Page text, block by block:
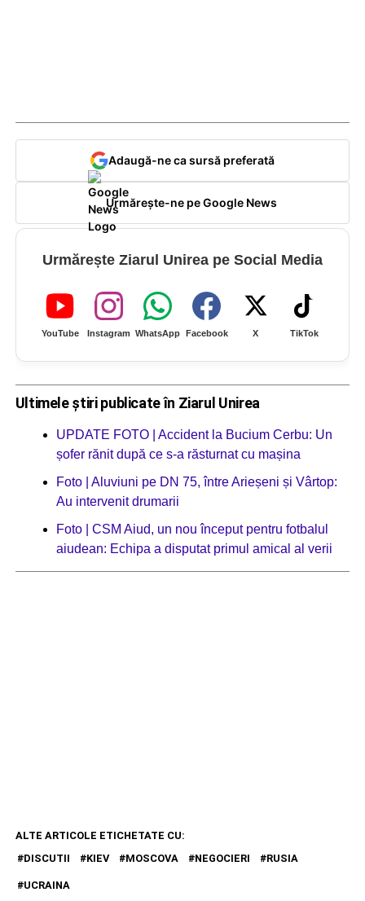
Adaugă-ne ca sursă preferată
Urmărește-ne pe Google News
Urmărește Ziarul Unirea pe Social Media
YouTube Instagram WhatsApp Facebook X TikTok
Ultimele știri publicate în Ziarul Unirea
UPDATE FOTO | Accident la Bucium Cerbu: Un
șofer rănit după ce s-a răsturnat cu mașina
Foto | Aluviuni pe DN 75, între Arieșeni și Vârtop:
Au intervenit drumarii
Foto | CSM Aiud, un nou început pentru fotbalul
aiudean: Echipa a disputat primul amical al verii
ALTE ARTICOLE ETICHETATE CU:
DISCUTII
KIEV MOSCOVA NEGOCIERI RUSIA
UCRAINA